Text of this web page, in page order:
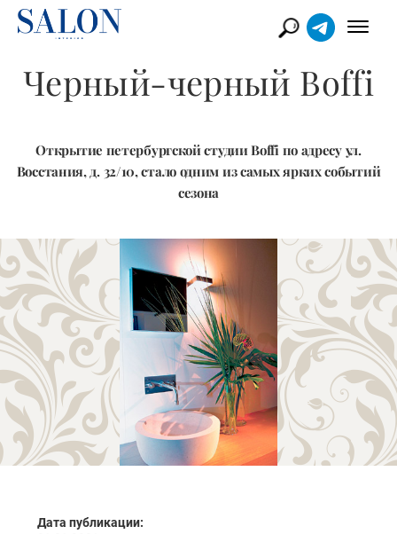
Черный-черный Boffi
Открытие петербургской студии Boffi по адресу ул.
Восстания, д. 32/10, стало одним из самых ярких событий
сезона
Дата публикации: